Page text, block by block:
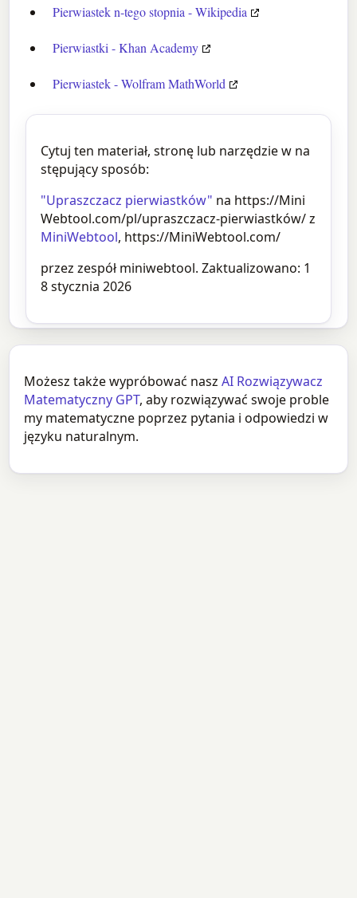
Pierwiastek n-tego stopnia - Wikipedia
Pierwiastki - Khan Academy
Pierwiastek - Wolfram MathWorld
Cytuj ten materiał, stronę lub narzędzie w na
stępujący sposób:
"Upraszczacz pierwiastków" na https://Mini
Webtool.com/pl/upraszczacz-pierwiastków/ z
MiniWebtool, https://MiniWebtool.com/
przez zespół miniwebtool. Zaktualizowano: 1
8 stycznia 2026
Możesz także wypróbować naszAI Rozwiązywacz
Matematyczny GPT, aby rozwiązywać swoje proble
my matematyczne poprzez pytania i odpowiedzi w
języku naturalnym.